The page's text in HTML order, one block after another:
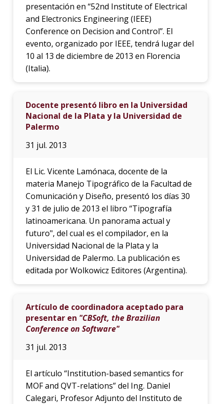
presentación en “52nd Institute of Electrical
and Electronics Engineering (IEEE)
Conference on Decision and Control”. El
evento, organizado por IEEE, tendrá lugar del
10 al 13 de diciembre de 2013 en Florencia
(Italia).
Docente presentó libro en la Universidad
Nacional de la Plata y la Universidad de
Palermo
31 jul. 2013
El Lic. Vicente Lamónaca, docente de la
materia Manejo Tipográfico de la Facultad de
Comunicación y Diseño, presentó los días 30
y 31 de julio de 2013 el libro “Tipografía
latinoamericana. Un panorama actual y
futuro", del cual es el compilador, en la
Universidad Nacional de la Plata y la
Universidad de Palermo. La publicación es
editada por Wolkowicz Editores (Argentina).
Artículo de coordinadora aceptado para
presentar en "CBSoft, the Brazilian
Conference on Software"
31 jul. 2013
El artículo “Institution-based semantics for
MOF and QVT-relations” del Ing. Daniel
Calegari, Profesor Adjunto del Instituto de